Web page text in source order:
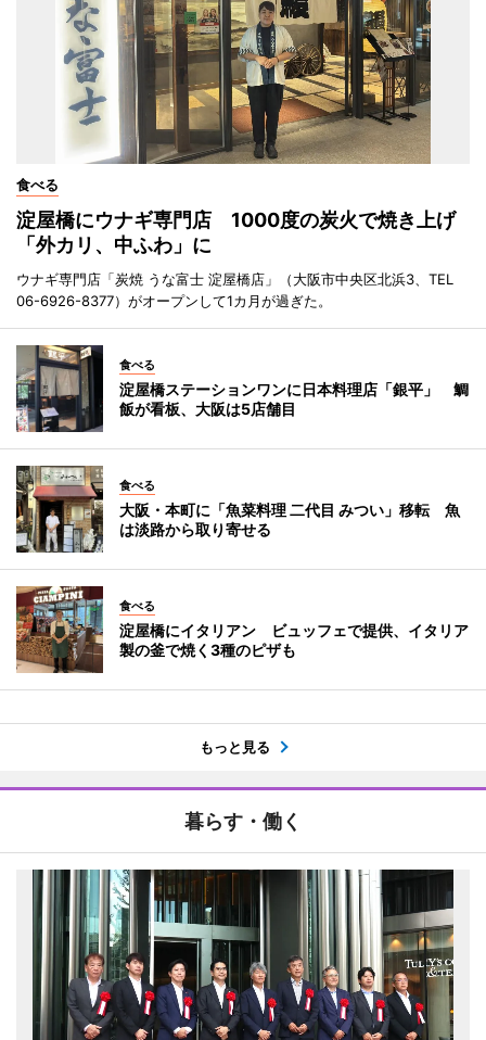
食べる
淀屋橋にウナギ専門店 1000度の炭火で焼き上げ
「外カリ、中ふわ」に
ウナギ専門店「炭焼 うな富士 淀屋橋店」（大阪市中央区北浜3、TEL
06-6926-8377）がオープンして1カ月が過ぎた。
食べる
淀屋橋ステーションワンに日本料理店「銀平」 鯛
飯が看板、大阪は5店舗目
食べる
大阪・本町に「魚菜料理 二代目 みつい」移転 魚
は淡路から取り寄せる
食べる
淀屋橋にイタリアン ビュッフェで提供、イタリア
製の釜で焼く3種のピザも
もっと見る
暮らす・働く